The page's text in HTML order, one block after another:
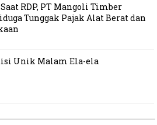
RDP, PT Mangoli Timber
Tunggak Pajak Alat Berat dan
Unik Malam Ela-ela